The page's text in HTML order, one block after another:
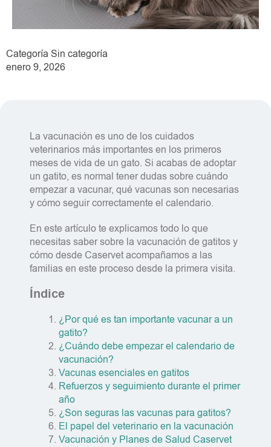
Categoría Sin categoría
enero 9, 2026
La vacunación es uno de los cuidados
veterinarios más importantes en los primeros
meses de vida de un gato. Si acabas de adoptar
un gatito, es normal tener dudas sobre cuándo
empezar a vacunar, qué vacunas son necesarias
y cómo seguir correctamente el calendario.
En este artículo te explicamos todo lo que
necesitas saber sobre la vacunación de gatitos y
cómo desde Caservet acompañamos a las
familias en este proceso desde la primera visita.
Índice
¿Por qué es tan importante vacunar a un
gatito?
¿Cuándo debe empezar el calendario de
vacunación?
Vacunas esenciales en gatitos
Refuerzos y seguimiento durante el primer
año
¿Son seguras las vacunas para gatitos?
El papel del veterinario en la vacunación
Vacunación y Planes de Salud Caservet